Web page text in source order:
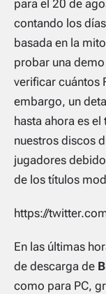
para el 20 de
contando los
basada en la
probar una
verificar cuántos
embargo, un
hasta ahora es
nuestros discos
jugadores
de los títulos
https://
En las últimas
de descarga de
como para PC,